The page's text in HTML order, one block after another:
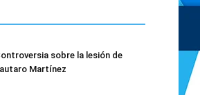
sobre la lesión de
Martínez